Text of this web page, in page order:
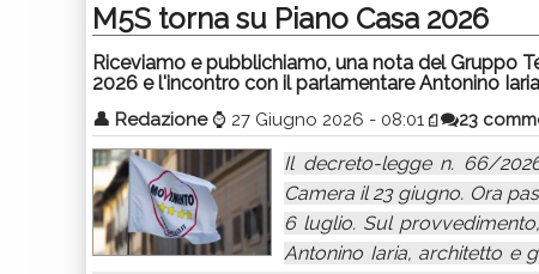
M5S torna su Piano Casa 2026
Riceviamo e pubblichiamo, una nota del Gruppo
2026 e l'incontro con il parlamentare Antonino
👤 Redazione ⌚ 27 Giugno 2026 - 08:01 23
Il decreto-legge n. 66/
Camera il 23 giugno. Ora
6 luglio. Sul
Antonino Iaria, architetto e